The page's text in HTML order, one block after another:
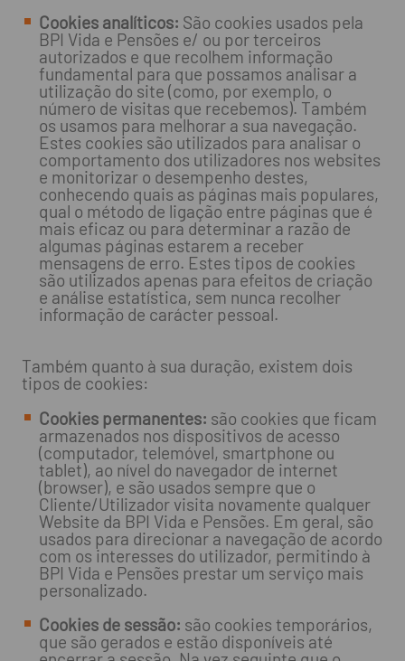
Cookies analíticos: São cookies usados pela
BPI Vida e Pensões e/ ou por terceiros
autorizados e que recolhem informação
fundamental para que possamos analisar a
utilização do site (como, por exemplo, o
número de visitas que recebemos). Também
os usamos para melhorar a sua navegação.
Estes cookies são utilizados para analisar o
comportamento dos utilizadores nos websites
e monitorizar o desempenho destes,
conhecendo quais as páginas mais populares,
qual o método de ligação entre páginas que é
mais eficaz ou para determinar a razão de
algumas páginas estarem a receber
mensagens de erro. Estes tipos de cookies
são utilizados apenas para efeitos de criação
e análise estatística, sem nunca recolher
informação de carácter pessoal.
Também quanto à sua duração, existem dois
tipos de cookies:
Cookies permanentes: são cookies que ficam
armazenados nos dispositivos de acesso
(computador, telemóvel, smartphone ou
tablet), ao nível do navegador de internet
(browser), e são usados sempre que o
Cliente/Utilizador visita novamente qualquer
Website da BPI Vida e Pensões. Em geral, são
usados para direcionar a navegação de acordo
com os interesses do utilizador, permitindo à
BPI Vida e Pensões prestar um serviço mais
personalizado.
Cookies de sessão: são cookies temporários,
que são gerados e estão disponíveis até